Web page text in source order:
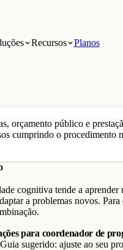
Recursos Planos
orçamento público e
cumprindo o procedimento
cognitiva tende a aprender
a problemas novos. Para
para coordenador de
sugerido: ajuste ao seu